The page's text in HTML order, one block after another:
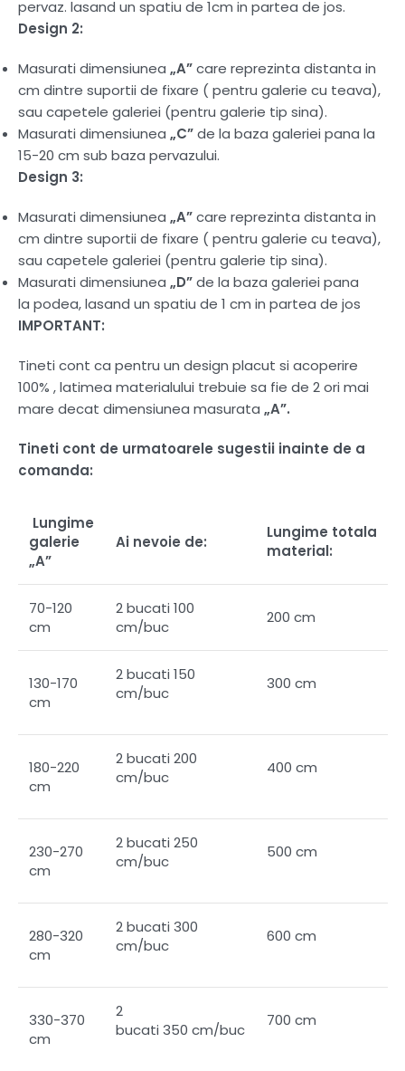
pervaz. lasand un spatiu de 1cm in partea de jos.
Design 2:
Masurati dimensiunea „A”care reprezinta distanta in
cm dintre suportii de fixare ( pentru galerie cu teava),
sau capetele galeriei (pentru galerie tip sina).
Masurati dimensiunea „C”de la baza galeriei pana la
15-20 cm sub baza pervazului.
Design 3:
Masurati dimensiunea „A”care reprezinta distanta in
cm dintre suportii de fixare ( pentru galerie cu teava),
sau capetele galeriei (pentru galerie tip sina).
Masurati dimensiunea „D”de la baza galeriei pana
la podea, lasand un spatiu de 1 cm in partea de jos
IMPORTANT:
Tineti cont ca pentru un design placut si acoperire
100% , latimea materialului trebuie sa fie de 2 ori mai
mare decat dimensiunea masurata „A”.
Tineti cont de urmatoarele sugestii inainte de a
comanda:
Lungime
galerie
„A”
Ai nevoie de:
Lungime totala
material:
70-120
cm
2 bucati 100
cm/buc
200 cm
130-170
cm
2 bucati 150
cm/buc
300 cm
180-220
cm
2 bucati 200
cm/buc
400 cm
230-270
cm
2 bucati 250
cm/buc
500 cm
280-320
cm
2 bucati 300
cm/buc
600 cm
330-370
cm
2
bucati 350 cm/buc
700 cm